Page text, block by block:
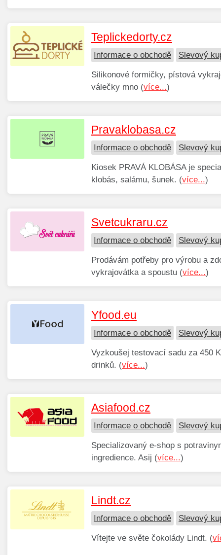
Teplickedorty.cz
Informace o obchodě Slevový
Silikonové formičky, pístová
válečky mno (více...)
Pravaklobasa.cz
Informace o obchodě Slevový
Kiosek PRAVÁ KLOBÁSA je
klobás, salámu, šunek. (více...)
Svetcukraru.cz
Informace o obchodě Slevový
Prodávám potřeby pro výrobu a
vykrajovátka a spoustu (více...)
Yfood.eu
Informace o obchodě Slevový
Vyzkoušej testovací sadu za 450
drinků. (více...)
Asiafood.cz
Informace o obchodě Slevový
Specializovaný e-shop s
ingredience. Asij (více...)
Lindt.cz
Informace o obchodě Slevový
Vítejte ve světe čokolády Lindt. (